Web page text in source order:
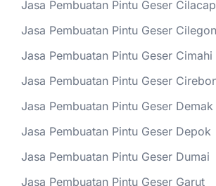
Jasa Pembuatan Pintu Geser Cilacap
Jasa Pembuatan Pintu Geser Cilegon
Jasa Pembuatan Pintu Geser Cimahi
Jasa Pembuatan Pintu Geser
Jasa Pembuatan Pintu Geser Demak
Jasa Pembuatan Pintu Geser Depok
Jasa Pembuatan Pintu Geser Dumai
Jasa Pembuatan Pintu Geser Garut